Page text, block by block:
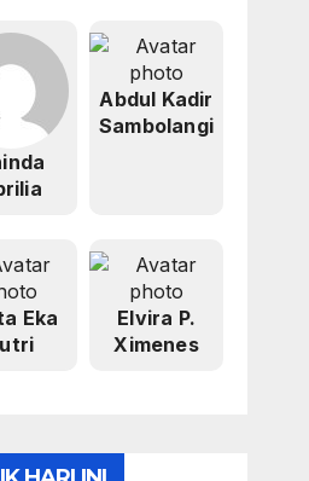
Abdul Kadir
Sambolangi
Eka
Elvira P.
Ximenes